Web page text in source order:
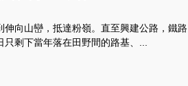
向山巒，抵達粉嶺。直至興建公路，鐵路
剩下當年落在田野間的路基、...